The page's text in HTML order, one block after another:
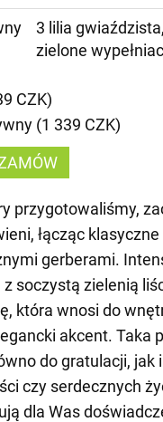
3 lilia
zielone
CZK)
(1 339 CZK)
przygotowaliśmy,
łącząc
gerberami.
z soczystą zielenią
która wnosi do
akcent. Taka
do gratulacji, jak
czy serdecznych
dla Was